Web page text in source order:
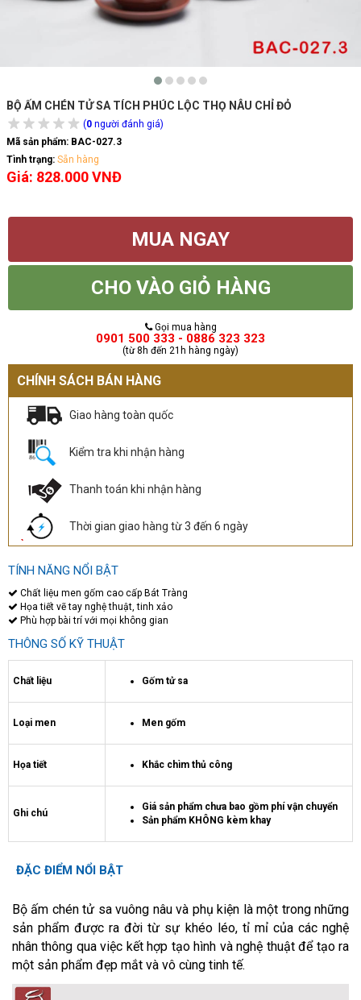
BỘ ẤM CHÉN TỬ SA TÍCH PHÚC LỘC THỌ NÂU CHỈ ĐỎ
(0 người đánh giá)
Mã sản phẩm: BAC-027.3
Tình trạng: Sẵn hàng
Giá: 828.000 VNĐ
MUA NGAY
CHO VÀO GIỎ HÀNG
Gọi mua hàng
0901 500 333 - 0886 323 323
(từ 8h đến 21h hàng ngày)
CHÍNH SÁCH BÁN HÀNG
Giao hàng toàn quốc
Kiểm tra khi nhận hàng
Thanh toán khi nhận hàng
Thời gian giao hàng từ 3 đến 6 ngày
TÍNH NĂNG NỔI BẬT
Chất liệu men gốm cao cấp Bát Tràng
Họa tiết vẽ tay nghệ thuật, tinh xảo
Phù hợp bài trí với mọi không gian
THÔNG SỐ KỸ THUẬT
Chất liệu Gốm tử sa
Loại men Men gốm
Họa tiết Khắc chìm thủ công
Ghi chú
Giá sản phẩm chưa bao gồm phí vận chuyển
Sản phẩm KHÔNG kèm khay
ĐẶC ĐIỂM NỔI BẬT
Bộ ấm chén tử sa vuông nâu và phụ kiện là một trong những
sản phẩm được ra đời từ sự khéo léo, tỉ mỉ của các nghệ
nhân thông qua việc kết hợp tạo hình và nghệ thuật để tạo ra
một sản phẩm đẹp mắt và vô cùng tinh tế.